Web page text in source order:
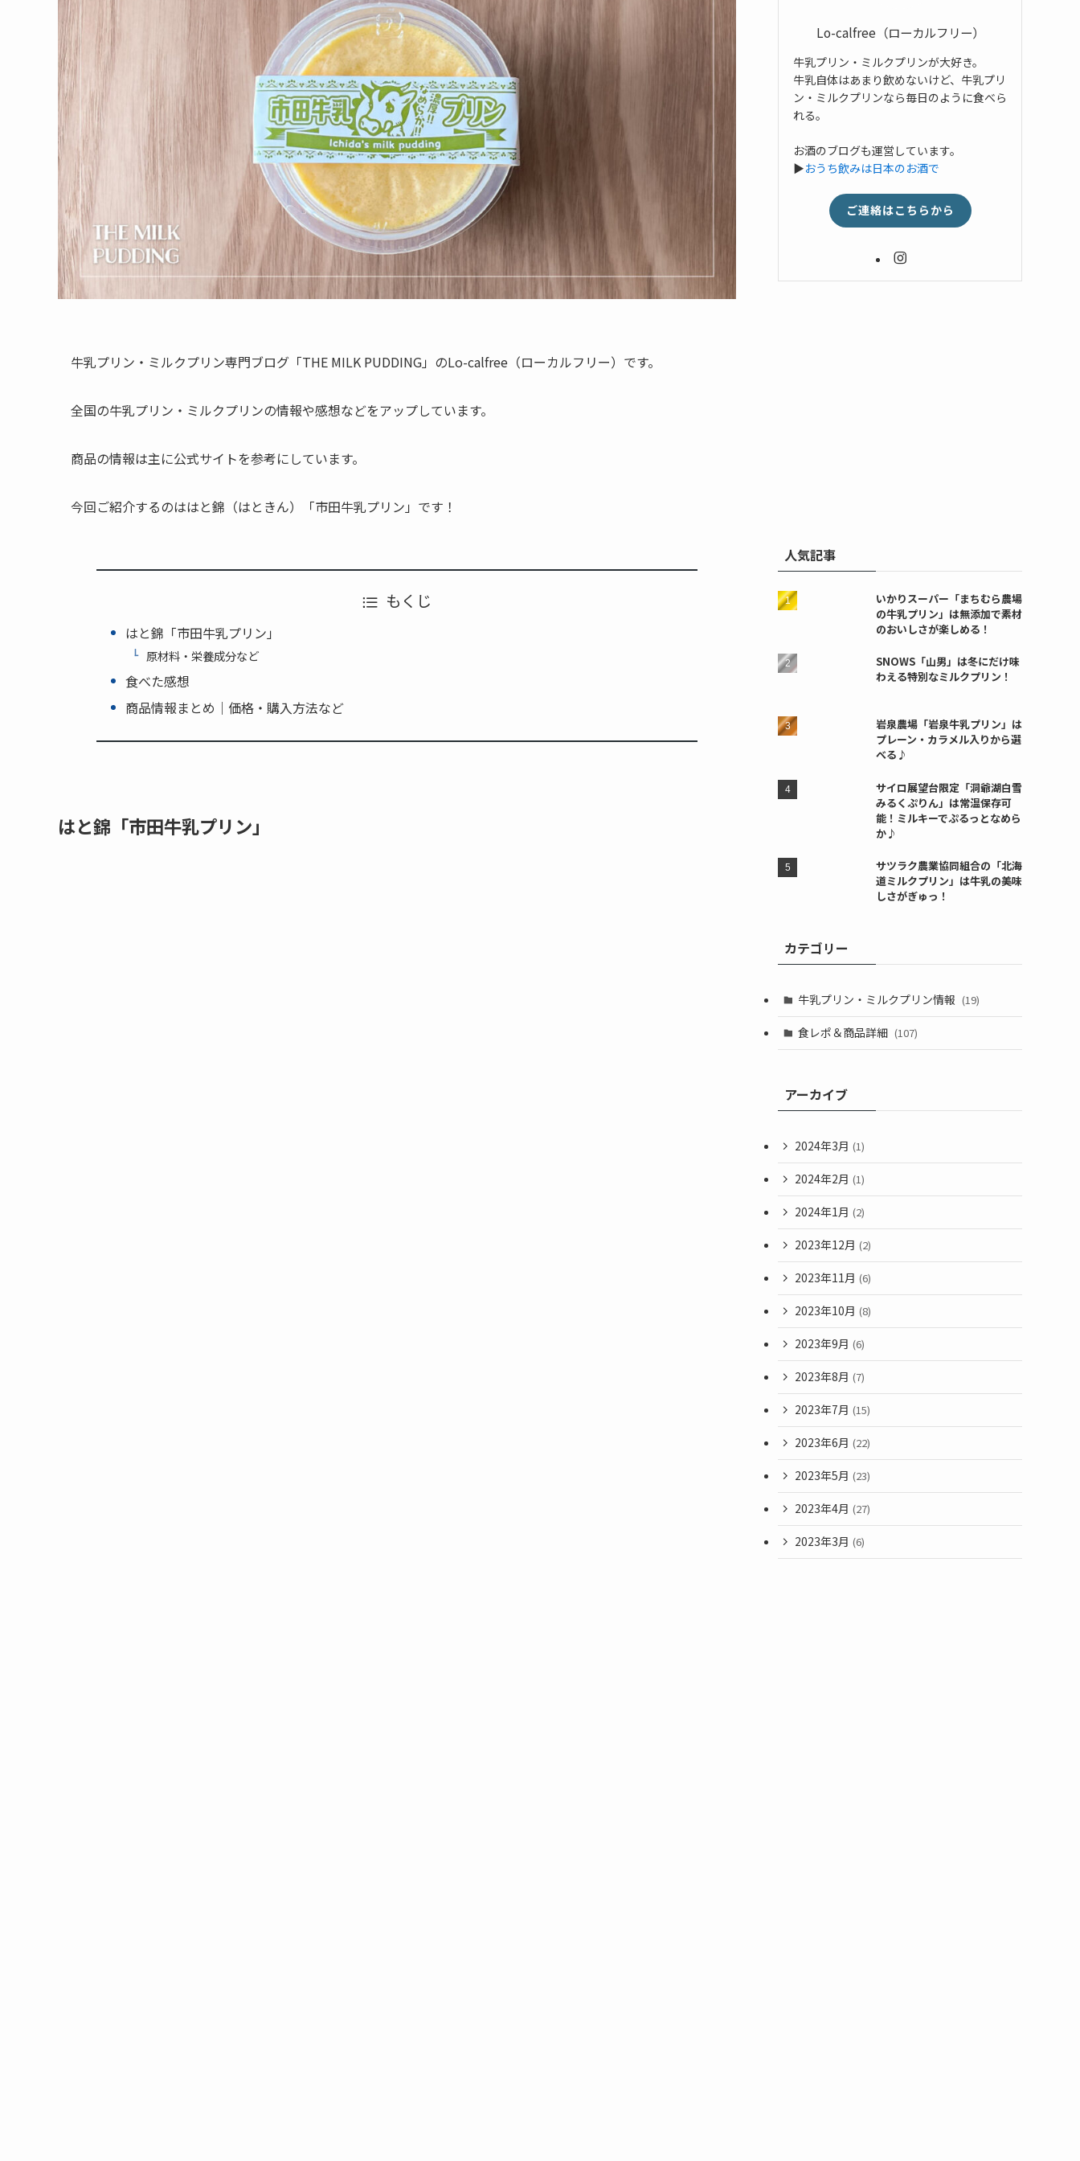
牛乳プリン・ミルクプリン専門ブログ「THE MILK PUDDING」のLo-calfree（ローカルフリー）です。
全国の牛乳プリン・ミルクプリンの情報や感想などをアップしています。
商品の情報は主に公式サイトを参考にしています。
今回ご紹介するのははと錦（はときん）「市田牛乳プリン」です！
もくじ
はと錦「市田牛乳プリン」
原材料・栄養成分など
食べた感想
商品情報まとめ｜価格・購入方法など
はと錦「市田牛乳プリン」
Lo-calfree（ローカルフリー）
牛乳プリン・ミルクプリンが大好き。
牛乳自体はあまり飲めないけど、牛乳プリ
ン・ミルクプリンなら毎日のように食べら
れる。
お酒のブログも運営しています。
▶おうち飲みは日本のお酒で
ご連絡はこちらから
人気記事
いかりスーパー「まちむら農場
の牛乳プリン」は無添加で素材
のおいしさが楽しめる！
SNOWS「山男」は冬にだけ味
わえる特別なミルクプリン！
岩泉農場「岩泉牛乳プリン」は
プレーン・カラメル入りから選
べる♪
サイロ展望台限定「洞爺湖白雪
みるくぷりん」は常温保存可
能！ミルキーでぷるっとなめら
か♪
サツラク農業協同組合の「北海
道ミルクプリン」は牛乳の美味
しさがぎゅっ！
カテゴリー
牛乳プリン・ミルクプリン情報 (19)
食レポ＆商品詳細 (107)
アーカイブ
2024年3月 (1)
2024年2月 (1)
2024年1月 (2)
2023年12月 (2)
2023年11月 (6)
2023年10月 (8)
2023年9月 (6)
2023年8月 (7)
2023年7月 (15)
2023年6月 (22)
2023年5月 (23)
2023年4月 (27)
2023年3月 (6)